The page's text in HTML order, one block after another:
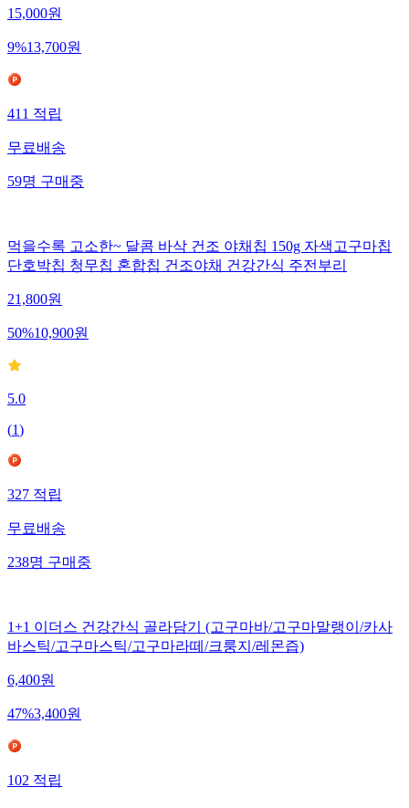
15,000원
9%13,700원
411적립
무료배송
59명구매중
먹을수록 고소한~ 달콤 바삭 건조 야채칩 150g 자색고구마칩
단호박칩 청무칩 혼합칩 건조야채 건강간식 주전부리
21,800원
50%10,900원
5.0
(1)
327적립
무료배송
238명구매중
1+1 이더스 건강간식 골라담기 (고구마바/고구마말랭이/카사
바스틱/고구마스틱/고구마라떼/크룽지/레몬즙)
6,400원
47%3,400원
102적립